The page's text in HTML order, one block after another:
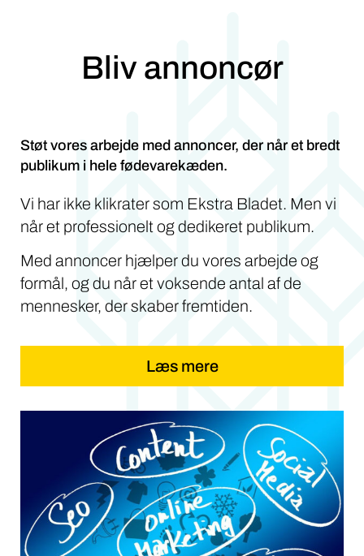
Bliv annoncør
Støt vores arbejde med annoncer, der når et bredt
Vi har ikke klikrater som Ekstra Bladet. Men vi
Med annoncer hjælper du vores arbejde og
formål, og du når et voksende antal af de
Læs mere